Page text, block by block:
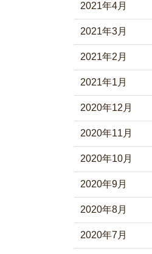
2021年4月
2021年3月
2021年2月
2021年1月
2020年12月
2020年11月
2020年10月
2020年9月
2020年8月
2020年7月